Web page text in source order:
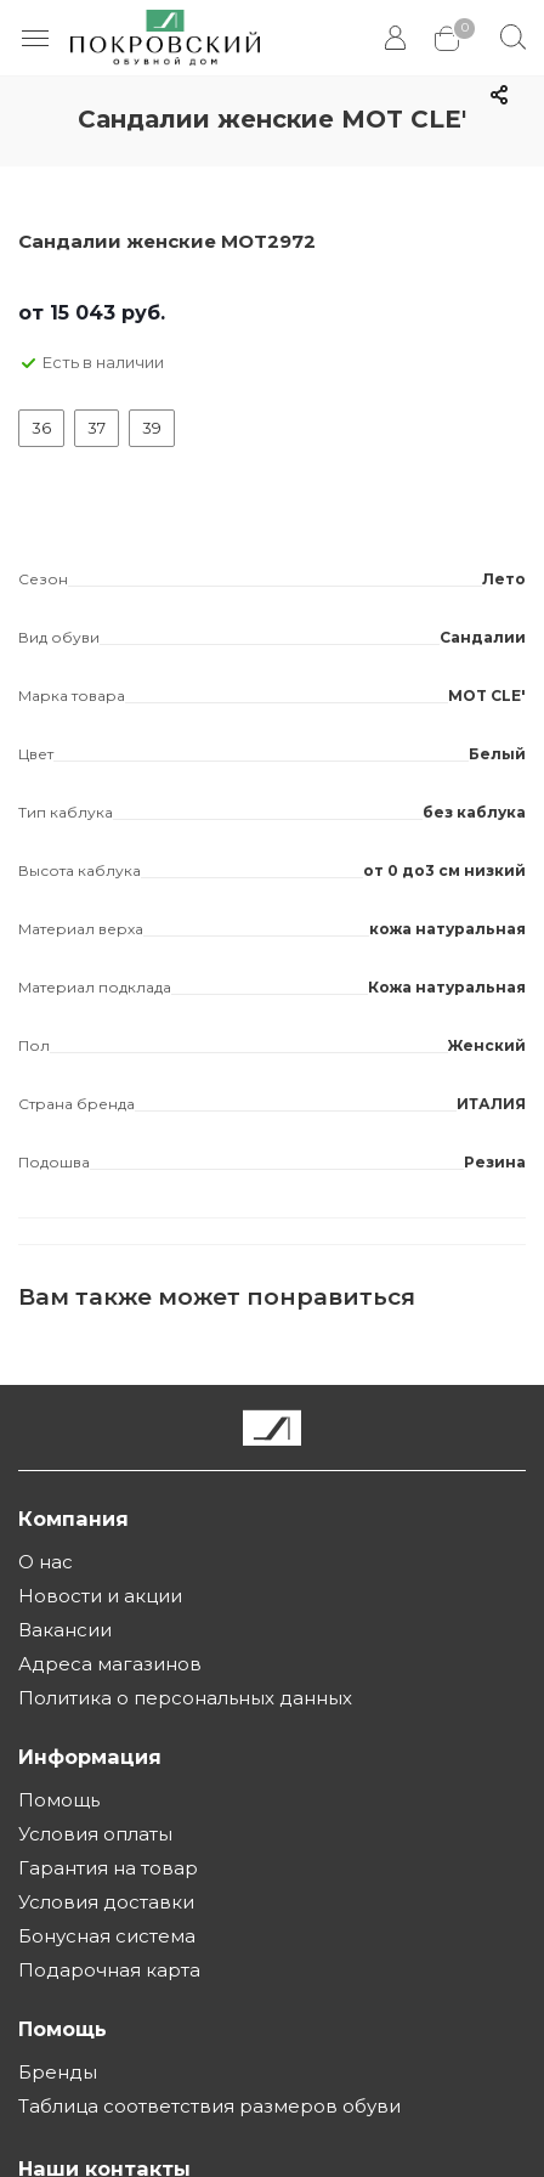
0
Сандалии женские MOT CLE'
Сандалии женские MOT2972
от 15 043 руб.
Есть в наличии
36 37 39
Сезон Лето
Вид обуви Сандалии
Марка товара MOT CLE'
Цвет Белый
Тип каблука без каблука
Высота каблука от 0 до3 см низкий
Материал верха кожа натуральная
Материал подклада Кожа натуральная
Пол Женский
Страна бренда ИТАЛИЯ
Подошва Резина
Вам также может понравиться
Компания
О нас
Новости и акции
Вакансии
Адреса магазинов
Политика о персональных данных
Информация
Помощь
Условия оплаты
Гарантия на товар
Условия доставки
Бонусная система
Подарочная карта
Помощь
Бренды
Таблица соответствия размеров обуви
Наши контакты